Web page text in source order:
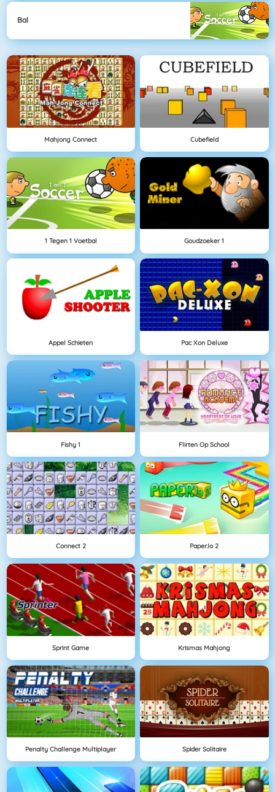
Bal
Mahjong Connect Cubefield
1 Tegen 1 Voetbal Goudzoeker 1
Appel Schieten Pac Xon Deluxe
Fishy 1 Flirten Op School
Connect 2 Paper.io 2
Sprint Game Krismas Mahjong
Penalty Challenge Multiplayer Spider Solitaire